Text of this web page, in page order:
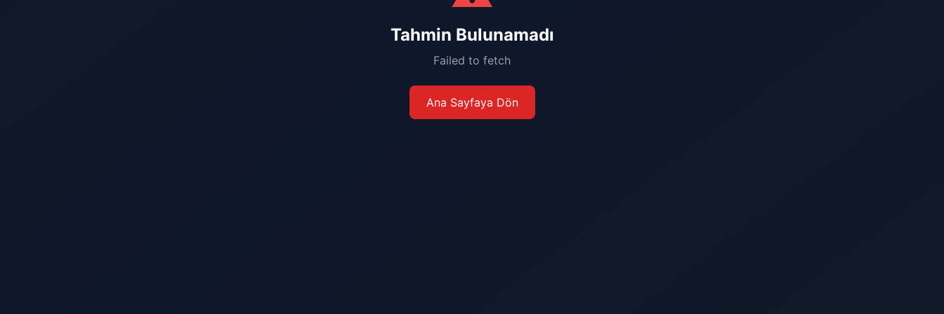
Tahmin Bulunamadı
Failed to fetch
Ana Sayfaya Dön